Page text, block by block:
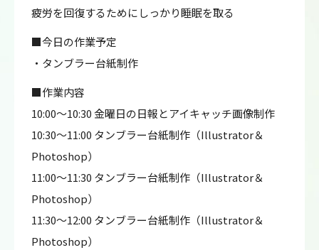
疲労を回復するためにしっかり睡眠を取る
■今日の作業予定
・タンブラー台紙制作
■作業内容
10:00～10:30 金曜日の日報とアイキャッチ画像制作
10:30～11:00 タンブラー台紙制作（Illustrator＆
Photoshop）
11:00～11:30 タンブラー台紙制作（Illustrator＆
Photoshop）
11:30～12:00 タンブラー台紙制作（Illustrator＆
Photoshop）